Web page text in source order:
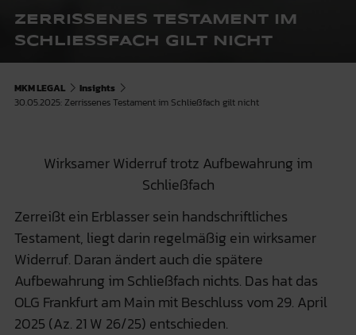
ZERRISSENES TESTAMENT IM
SCHLIESSFACH GILT NICHT
MKM LEGAL
Insights
30.05.2025: Zerrissenes Testament im Schließfach gilt nicht
Wirksamer Widerruf trotz Aufbewahrung im
Schließfach
Zerreißt ein Erblasser sein handschriftliches
Testament, liegt darin regelmäßig ein wirksamer
Widerruf. Daran ändert auch die spätere
Aufbewahrung im Schließfach nichts. Das hat das
OLG Frankfurt am Main mit Beschluss vom 29. April
2025 (Az. 21 W 26/25) entschieden.